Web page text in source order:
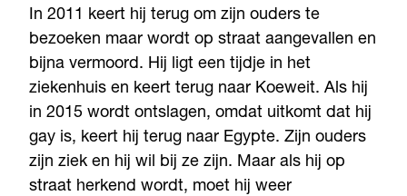
In 2011 keert hij terug om zijn ouders te
bezoeken maar wordt op straat aangevallen en
bijna vermoord. Hij ligt een tijdje in het
ziekenhuis en keert terug naar Koeweit. Als hij
in 2015 wordt ontslagen, omdat uitkomt dat hij
gay is, keert hij terug naar Egypte. Zijn ouders
zijn ziek en hij wil bij ze zijn. Maar als hij op
straat herkend wordt, moet hij weer